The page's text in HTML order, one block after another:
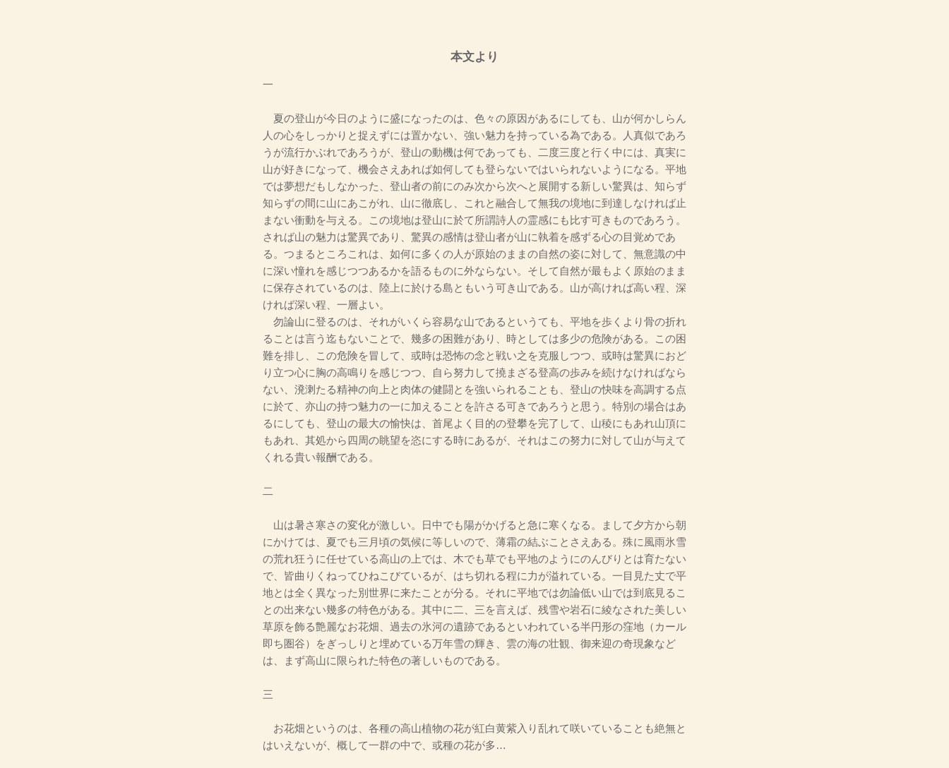
本文より
一
夏の登山が今日のように盛になったのは、色々の原因があるにしても、山が何かしらん
人の心をしっかりと捉えずには置かない、強い魅力を持っている為である。人真似であろ
うが流行かぶれであろうが、登山の動機は何であっても、二度三度と行く中には、真実に
山が好きになって、機会さえあれば如何しても登らないではいられないようになる。平地
では夢想だもしなかった、登山者の前にのみ次から次へと展開する新しい驚異は、知らず
知らずの間に山にあこがれ、山に徹底し、これと融合して無我の境地に到達しなければ止
まない衝動を与える。この境地は登山に於て所謂詩人の霊感にも比す可きものであろう。
されば山の魅力は驚異であり、驚異の感情は登山者が山に執着を感ずる心の目覚めであ
る。つまるところこれは、如何に多くの人が原始のままの自然の姿に対して、無意識の中
に深い憧れを感じつつあるかを語るものに外ならない。そして自然が最もよく原始のまま
に保存されているのは、陸上に於ける島ともいう可き山である。山が高ければ高い程、深
ければ深い程、一層よい。
勿論山に登るのは、それがいくら容易な山であるというても、平地を歩くより骨の折れ
ることは言う迄もないことで、幾多の困難があり、時としては多少の危険がある。この困
難を排し、この危険を冒して、或時は恐怖の念と戦い之を克服しつつ、或時は驚異におど
り立つ心に胸の高鳴りを感じつつ、自ら努力して撓まざる登高の歩みを続けなければなら
ない、溌溂たる精神の向上と肉体の健闘とを強いられることも、登山の快味を高調する点
に於て、亦山の持つ魅力の一に加えることを許さる可きであろうと思う。特別の場合はあ
るにしても、登山の最大の愉快は、首尾よく目的の登攀を完了して、山稜にもあれ山頂に
もあれ、其処から四周の眺望を恣にする時にあるが、それはこの努力に対して山が与えて
くれる貴い報酬である。
二
山は暑さ寒さの変化が激しい。日中でも陽がかげると急に寒くなる。まして夕方から朝
にかけては、夏でも三月頃の気候に等しいので、薄霜の結ぶことさえある。殊に風雨氷雪
の荒れ狂うに任せている高山の上では、木でも草でも平地のようにのんびりとは育たない
で、皆曲りくねってひねこびているが、はち切れる程に力が溢れている。一目見た丈で平
地とは全く異なった別世界に来たことが分る。それに平地では勿論低い山では到底見るこ
との出来ない幾多の特色がある。其中に二、三を言えば、残雪や岩石に綾なされた美しい
草原を飾る艶麗なお花畑、過去の氷河の遺跡であるといわれている半円形の窪地（カール
即ち圏谷）をぎっしりと埋めている万年雪の輝き、雲の海の壮観、御来迎の奇現象など
は、まず高山に限られた特色の著しいものである。
三
お花畑というのは、各種の高山植物の花が紅白黄紫入り乱れて咲いていることも絶無と
はいえないが、概して一群の中で、或種の花が多…